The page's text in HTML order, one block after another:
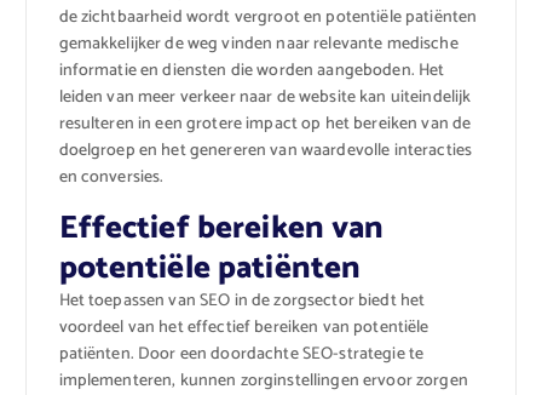
de zichtbaarheid wordt vergroot en potentiële patiënten
gemakkelijker de weg vinden naar relevante medische
informatie en diensten die worden aangeboden. Het
leiden van meer verkeer naar de website kan uiteindelijk
resulteren in een grotere impact op het bereiken van de
doelgroep en het genereren van waardevolle interacties
en conversies.
Effectief bereiken van
potentiële patiënten
Het toepassen van SEO in de zorgsector biedt het
voordeel van het effectief bereiken van potentiële
patiënten. Door een doordachte SEO-strategie te
implementeren, kunnen zorginstellingen ervoor zorgen